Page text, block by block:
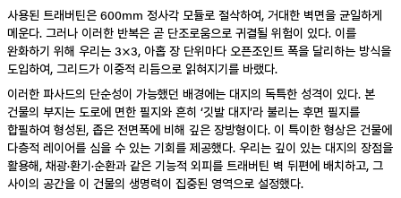
사용된 트래버틴은 600mm 정사각 모듈로 절삭하여, 거대한 벽면을 균일하게
메운다. 그러나 이러한 반복은 곧 단조로움으로 귀결될 위험이 있다. 이를
완화하기 위해 우리는 3×3, 아홉 장 단위마다 오픈조인트 폭을 달리하는 방식을
도입하여, 그리드가 이중적 리듬으로 읽혀지기를 바랬다.
이러한 파사드의 단순성이 가능했던 배경에는 대지의 독특한 성격이 있다. 본
건물의 부지는 도로에 면한 필지와 흔히 ‘깃발 대지’라 불리는 후면 필지를
합필하여 형성된, 좁은 전면폭에 비해 깊은 장방형이다. 이 특이한 형상은 건물에
다층적 레이어를 심을 수 있는 기회를 제공했다. 우리는 깊이 있는 대지의 장점을
활용해, 채광·환기·순환과 같은 기능적 외피를 트래버틴 벽 뒤편에 배치하고, 그
사이의 공간을 이 건물의 생명력이 집중된 영역으로 설정했다.